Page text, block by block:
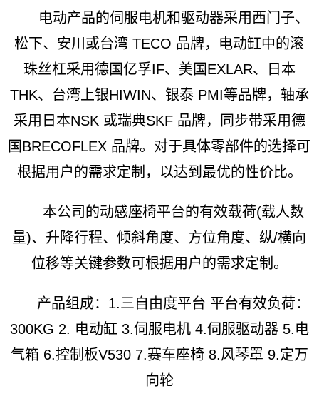
电动产品的伺服电机和驱动器采用西门子、
松下、安川或台湾 TECO 品牌，电动缸中的滚
珠丝杠采用德国亿孚IF、美国EXLAR、日本
THK、台湾上银HIWIN、银泰 PMI等品牌，轴承
采用日本NSK 或瑞典SKF 品牌，同步带采用德
国BRECOFLEX 品牌。对于具体零部件的选择可
根据用户的需求定制，以达到最优的性价比。
本公司的动感座椅平台的有效载荷(载人数
量)、升降行程、倾斜角度、方位角度、纵/横向
位移等关键参数可根据用户的需求定制。
产品组成：1.三自由度平台 平台有效负荷：
300KG 2. 电动缸 3.伺服电机 4.伺服驱动器 5.电
气箱 6.控制板V530 7.赛车座椅 8.风琴罩 9.定万
向轮